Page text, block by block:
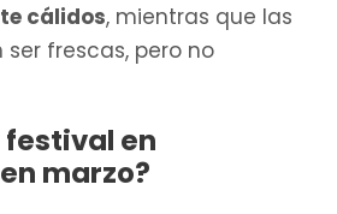
cálidos, mientras que las
frescas, pero no
festival en
marzo?